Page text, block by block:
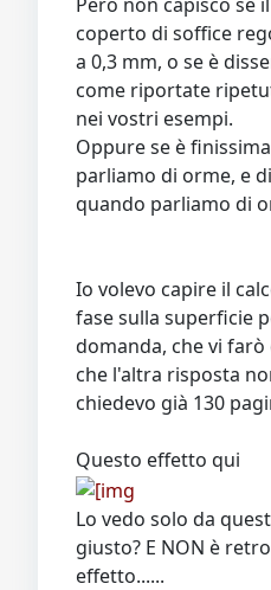
coperto di soffice
a 0,3 mm, o se è
come riportate
nei vostri esempi.
Oppure se è
parliamo di orme, e
quando parliamo di
Io volevo capire il
fase sulla superficie
domanda, che vi
che l'altra risposta
chiedevo già 130
Questo effetto qui
Lo vedo solo da
giusto? E NON è
effetto......